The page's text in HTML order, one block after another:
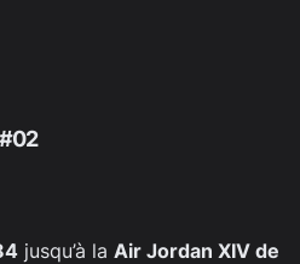
jusqu’à la Air Jordan XIV de